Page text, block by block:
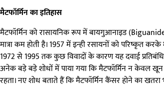
मैटफॉर्मिन का इतिहास
मैटफॉर्मिन को रासायनिक रूप में बायगुआनाइड
मात्रा कम होती है। 1957 में इन्ही रसायनों को परिष्कृत
1972 से 1995 तक कुछ विवादों के कारण यह दवाई
अनेक बड़े बड़े शोधों में पाया गया कि मैटफॉर्मिन न केवल
रहता। नए शोध बताते हैं कि मैटफॉर्मिन कैंसर होने का